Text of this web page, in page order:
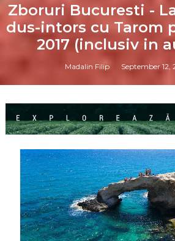
Zboruri Bucuresti -
dus-intors cu Tarom
2017 (inclusiv in
Madalin Filip September 12,